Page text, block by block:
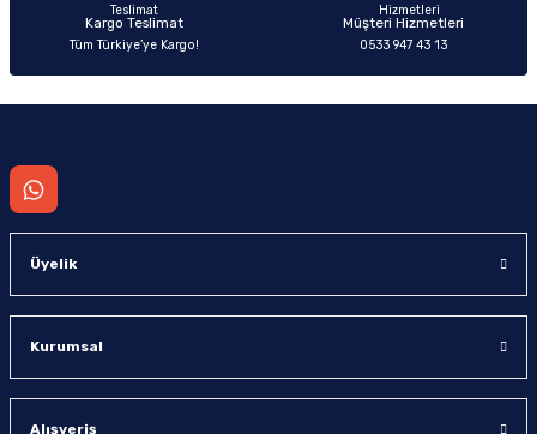
Kargo Teslimat
Tüm Türkiye’ye Kargo!
Müşteri Hizmetleri
0533 947 43 13
Üyelik
Kurumsal
Alışveriş